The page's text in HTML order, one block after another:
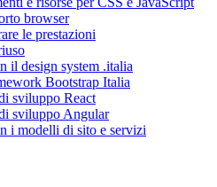
browser
le prestazioni
il design system .italia
Bootstrap Italia
sviluppo React
sviluppo Angular
i modelli di sito e servizi